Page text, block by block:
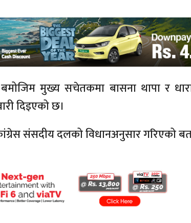
मुख्य सचेतकमा बासना थापा र
दिइएको छ।
संसदीय दलको विधानअनुसार गरिएको